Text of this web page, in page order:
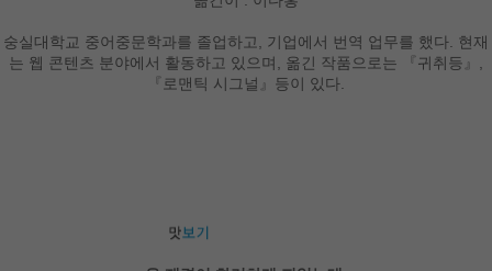
숭실대학교 중어중문학과를 졸업하고, 기업에서 번역 업무를 했다. 현재
는 웹 콘텐츠 분야에서 활동하고 있으며, 옮긴 작품으로는 『귀취등』,
『로맨틱 시그널』등이 있다.